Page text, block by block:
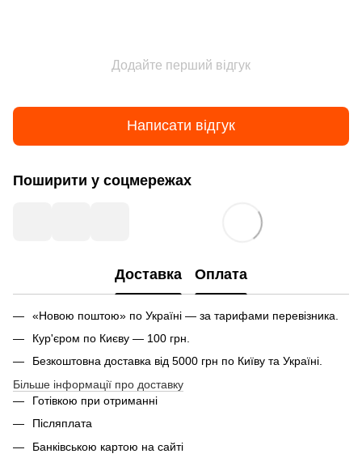
Додайте перший відгук
Написати відгук
Поширити у соцмережах
Доставка Оплата
«Новою поштою» по Україні — за тарифами перевізника.
Кур'єром по Києву — 100 грн.
Безкоштовна доставка від 5000 грн по Київу та Україні.
Більше інформації про доставку
Готівкою при отриманні
Післяплата
Банківською картою на сайті